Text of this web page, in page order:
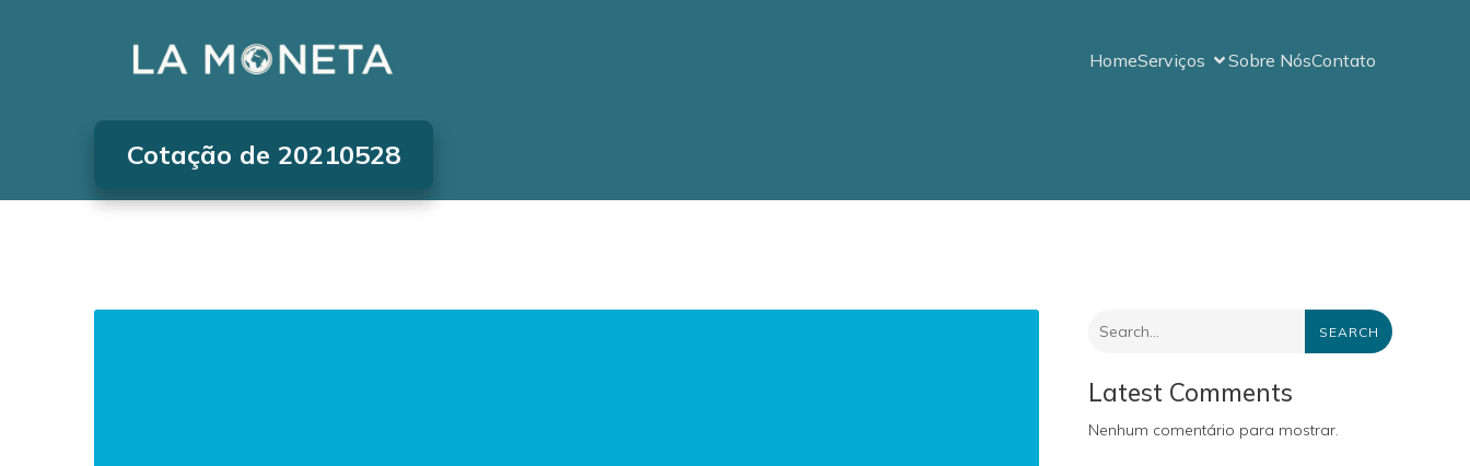
HomeServiços Sobre NósContato
Cotação de 20210528
SEARCH
Latest Comments
Nenhum comentário para mostrar.